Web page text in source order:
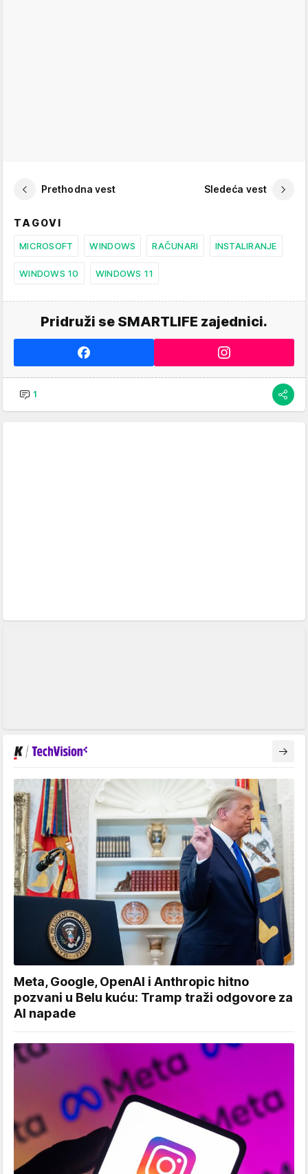
Prethodna vest Sledeća vest
TAGOVI
MICROSOFT WINDOWS RAČUNARI INSTALIRANJE
WINDOWS 10 WINDOWS 11
Pridruži se SMARTLIFE zajednici.
1
Meta, Google, OpenAI i Anthropic hitno
pozvani u Belu kuću: Tramp traži odgovore za
AI napade